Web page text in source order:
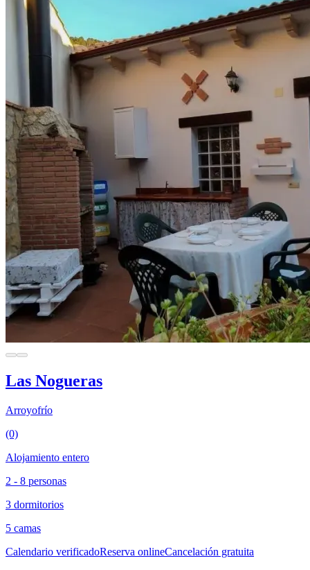
Las Nogueras
Arroyofrío
(0)
Alojamiento entero
2 - 8 personas
3 dormitorios
5 camas
Calendario verificadoReserva onlineCancelación gratuita